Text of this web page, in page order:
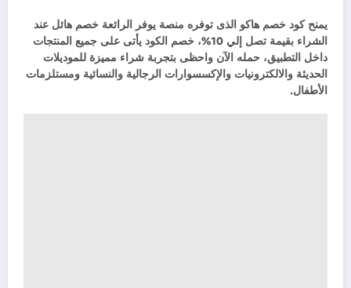
يمنح كود خصم هاكو الذى توفره منصة يوفر الرائعة خصم هائل عند
الشراء بقيمة تصل إلي 10%، خصم الكود يأتى على جميع المنتجات
داخل التطبيق، حمله الآن واحظى بتجربة شراء مميزة للموديلات
الحديثة والالكترونيات والإكسسوارات الرجالية والنسائية ومستلزمات
الأطفال.